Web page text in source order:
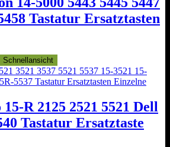
Tastatur Ersatztasten
Schnellansicht
R 2125 2521 5521 Dell
Tastatur Ersatztaste